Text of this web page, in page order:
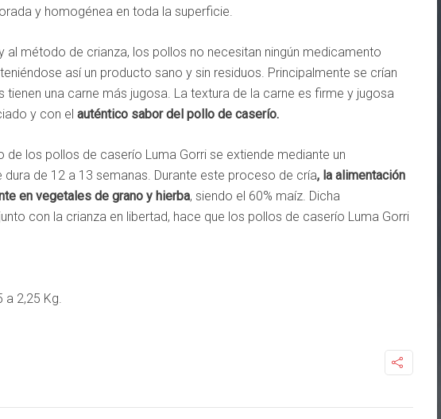
y homogénea en toda la superficie.
al método de crianza, los pollos no necesitan ningún medicamento
así un producto sano y sin residuos. Principalmente se crían
tienen una carne más jugosa. La textura de la carne es firme y jugosa
y con el auténtico sabor del pollo de caserío.
de los pollos de caserío Luma Gorri se extiende mediante un
de 12 a 13 semanas. Durante este proceso de cría, la alimentación
en vegetales de grano y hierba, siendo el 60% maíz. Dicha
con la crianza en libertad, hace que los pollos de caserío Luma Gorri
a 2,25 Kg.